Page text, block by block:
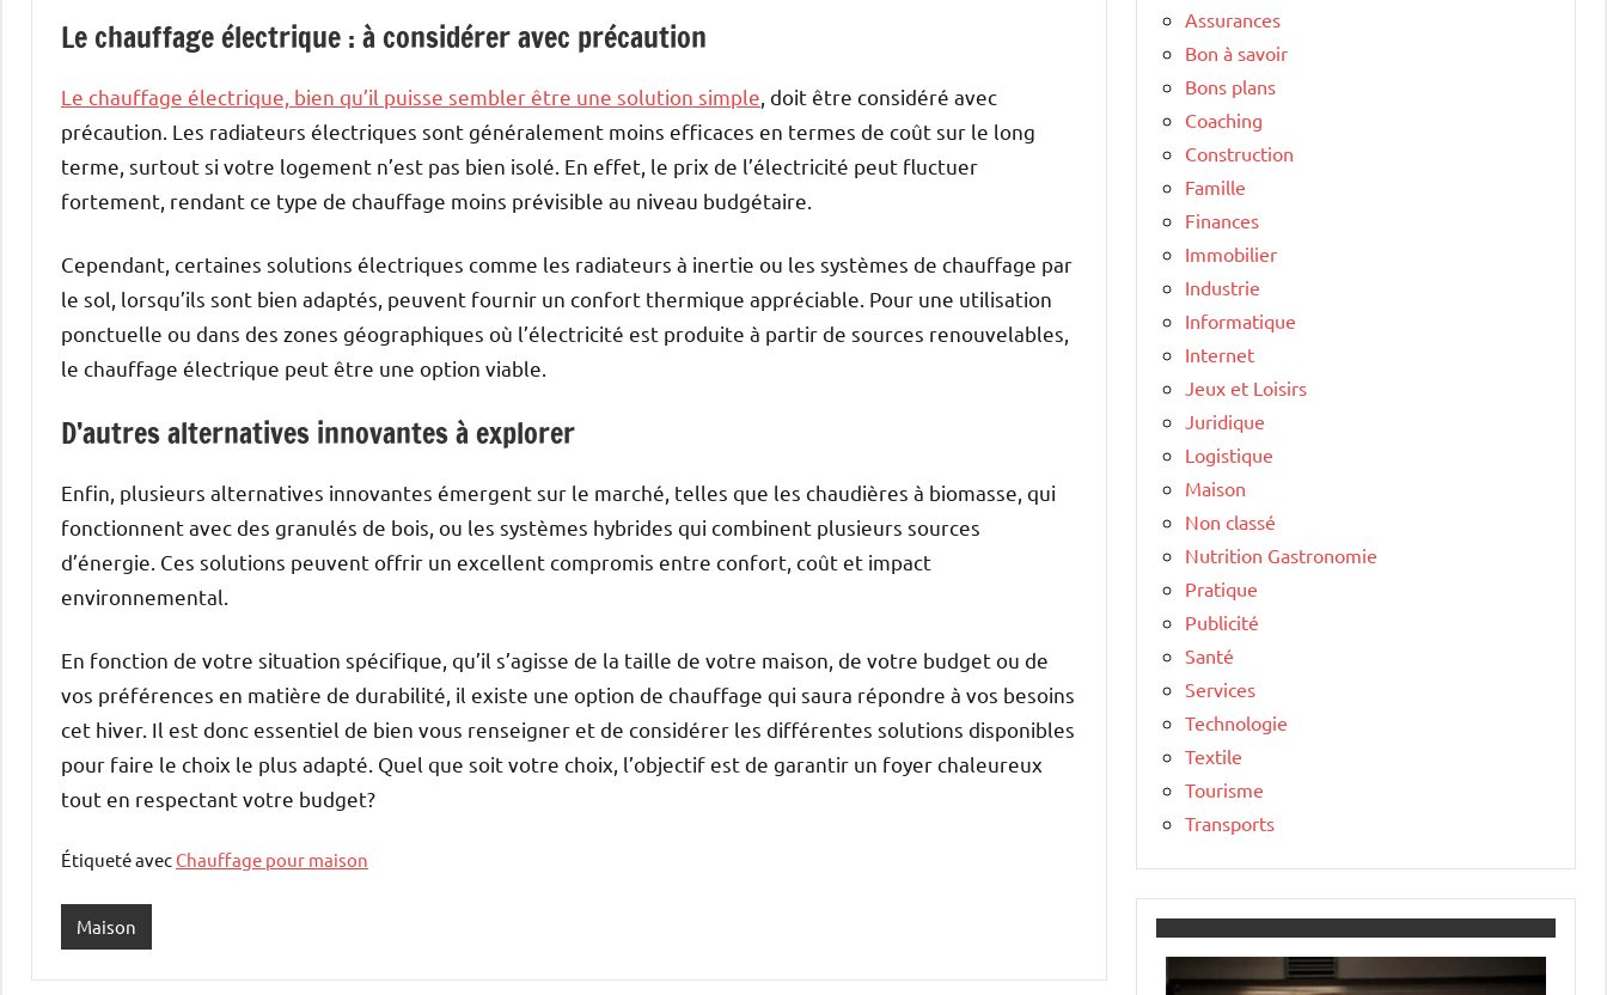
Le chauffage électrique : à considérer avec précaution
Le chauffage électrique, bien qu’il puisse sembler être une solution simple , doit être considéré avec
précaution. Les radiateurs électriques sont généralement moins efficaces en termes de coût sur le long
terme, surtout si votre logement n’est pas bien isolé. En effet, le prix de l’électricité peut fluctuer
fortement, rendant ce type de chauffage moins prévisible au niveau budgétaire.
Cependant, certaines solutions électriques comme les radiateurs à inertie ou les systèmes de chauffage par
le sol, lorsqu’ils sont bien adaptés, peuvent fournir un confort thermique appréciable. Pour une utilisation
ponctuelle ou dans des zones géographiques où l’électricité est produite à partir de sources renouvelables,
le chauffage électrique peut être une option viable.
D’autres alternatives innovantes à explorer
Enfin, plusieurs alternatives innovantes émergent sur le marché, telles que les chaudières à biomasse, qui
fonctionnent avec des granulés de bois, ou les systèmes hybrides qui combinent plusieurs sources
d’énergie. Ces solutions peuvent offrir un excellent compromis entre confort, coût et impact
environnemental.
En fonction de votre situation spécifique, qu’il s’agisse de la taille de votre maison, de votre budget ou de
vos préférences en matière de durabilité, il existe une option de chauffage qui saura répondre à vos besoins
cet hiver. Il est donc essentiel de bien vous renseigner et de considérer les différentes solutions disponibles
pour faire le choix le plus adapté. Quel que soit votre choix, l’objectif est de garantir un foyer chaleureux
tout en respectant votre budget?
Étiqueté avec Chauffage pour maison
Maison
Assurances
Bon à savoir
Bons plans
Coaching
Construction
Famille
Finances
Immobilier
Industrie
Informatique
Internet
Jeux et Loisirs
Juridique
Logistique
Maison
Non classé
Nutrition Gastronomie
Pratique
Publicité
Santé
Services
Technologie
Textile
Tourisme
Transports